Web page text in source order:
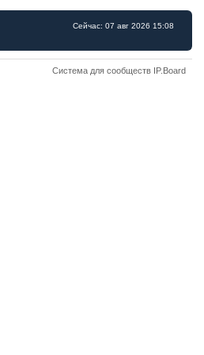
Сейчас: 07 авг 2026 15:08
Система для сообществ IP.Board